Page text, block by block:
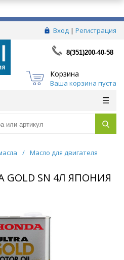
Вход | Регистрация
8(351)200-40-58
Корзина
Ваша корзина пуста
/ Масло для двигателя
GOLD SN 4Л ЯПОНИЯ